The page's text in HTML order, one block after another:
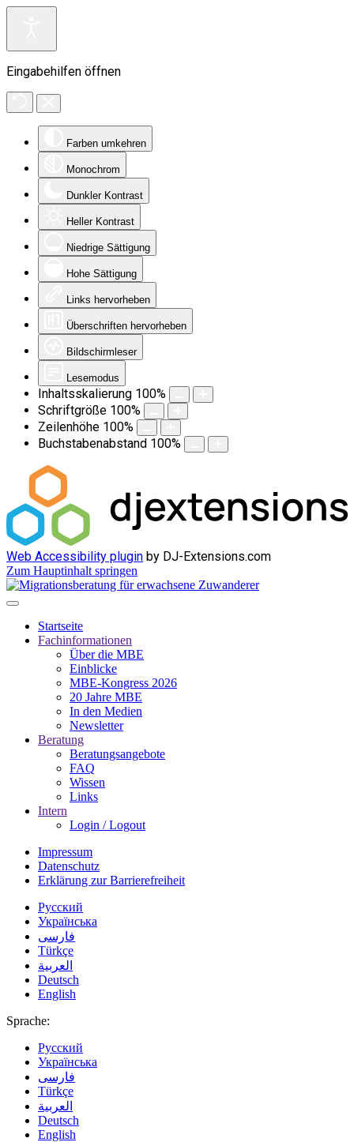
Eingabehilfen öffnen
Farben umkehren
Monochrom
Dunkler Kontrast
Heller Kontrast
Niedrige Sättigung
Hohe Sättigung
Links hervorheben
Überschriften hervorheben
Bildschirmleser
Lesemodus
Inhaltsskalierung 100%
Schriftgröße 100%
Zeilenhöhe 100%
Buchstabenabstand 100%
Web Accessibility plugin by DJ-Extensions.com
Zum Hauptinhalt springen
Startseite
Fachinformationen
Über die MBE
Einblicke
MBE-Kongress 2026
20 Jahre MBE
In den Medien
Newsletter
Beratung
Beratungsangebote
FAQ
Wissen
Links
Intern
Login / Logout
Impressum
Datenschutz
Erklärung zur Barrierefreiheit
Русский
Українська
فارسی
Türkçe
العربية
Deutsch
English
Sprache:
Русский
Українська
فارسی
Türkçe
العربية
Deutsch
English